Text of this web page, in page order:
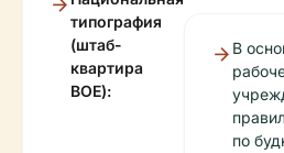
типография
(штаб-
квартира
BOE):
В
по